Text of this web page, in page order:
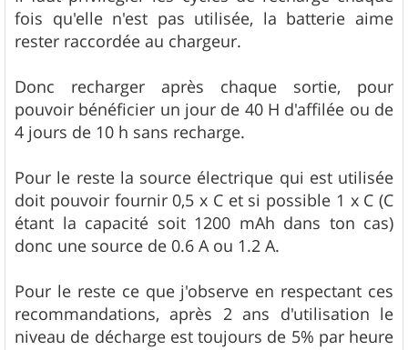
fois qu'elle n'est pas utilisée, la batterie aime
rester raccordée au chargeur.
Donc recharger après chaque sortie, pour
pouvoir bénéficier un jour de 40 H d'affilée ou de
4 jours de 10 h sans recharge.
Pour le reste la source électrique qui est utilisée
doit pouvoir fournir 0,5 x C et si possible 1 x C (C
étant la capacité soit 1200 mAh dans ton cas)
donc une source de 0.6 A ou 1.2 A.
Pour le reste ce que j'observe en respectant ces
recommandations, après 2 ans d'utilisation le
niveau de décharge est toujours de 5% par heure